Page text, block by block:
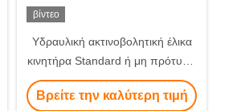
βίντεο
Υδραυλική ακτινοβολητική έλικα
κινητήρα Standard ή μη πρότυπο
Η καλύτερη επιλογή σας
Βρείτε την καλύτερη τιμή